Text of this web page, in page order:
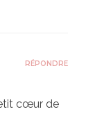
cœur de
RÉPONDRE